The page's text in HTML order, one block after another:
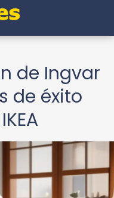
de Ingvar
de éxito